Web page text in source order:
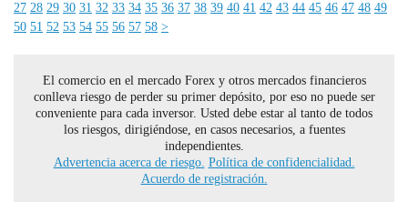
27 28 29 30 31 32 33 34 35 36 37 38 39 40 41 42 43 44 45 46 47 48 49
50 51 52 53 54 55 56 57 58 >
El comercio en el mercado Forex y otros mercados financieros
conlleva riesgo de perder su primer depósito, por eso no puede ser
conveniente para cada inversor. Usted debe estar al tanto de todos
los riesgos, dirigiéndose, en casos necesarios, a fuentes
independientes.
Advertencia acerca de riesgo. Política de confidencialidad.
Acuerdo de registración.